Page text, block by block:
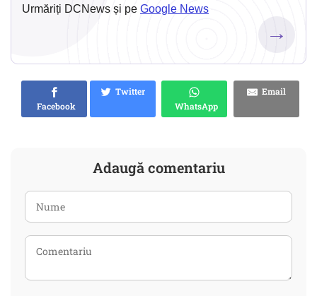
Urmăriți DCNews și pe Google News
→
Facebook
Twitter
WhatsApp
Email
Adaugă comentariu